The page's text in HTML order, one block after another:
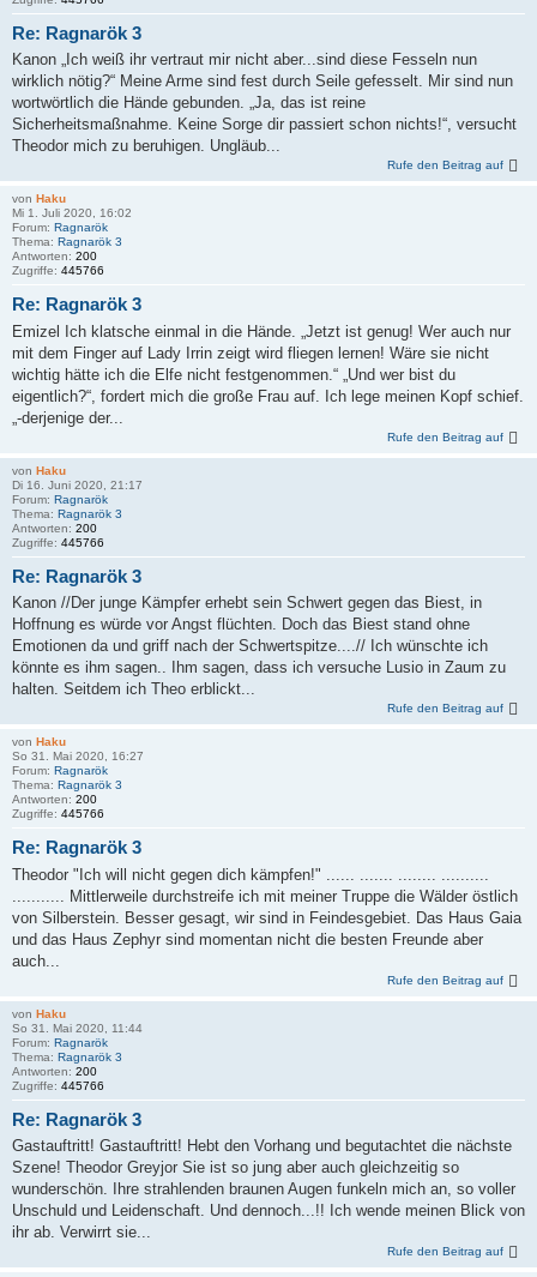
Re: Ragnarök 3
Kanon „Ich weiß ihr vertraut mir nicht aber...sind diese Fesseln nun
wirklich nötig?“ Meine Arme sind fest durch Seile gefesselt. Mir sind nun
wortwörtlich die Hände gebunden. „Ja, das ist reine
Sicherheitsmaßnahme. Keine Sorge dir passiert schon nichts!“, versucht
Theodor mich zu beruhigen. Ungläub...
Rufe den Beitrag auf
von Haku
Mi 1. Juli 2020, 16:02
Forum: Ragnarök
Thema: Ragnarök 3
Antworten: 200
Zugriffe: 445766
Re: Ragnarök 3
Emizel Ich klatsche einmal in die Hände. „Jetzt ist genug! Wer auch nur
mit dem Finger auf Lady Irrin zeigt wird fliegen lernen! Wäre sie nicht
wichtig hätte ich die Elfe nicht festgenommen.“ „Und wer bist du
eigentlich?“, fordert mich die große Frau auf. Ich lege meinen Kopf schief.
„-derjenige der...
Rufe den Beitrag auf
von Haku
Di 16. Juni 2020, 21:17
Forum: Ragnarök
Thema: Ragnarök 3
Antworten: 200
Zugriffe: 445766
Re: Ragnarök 3
Kanon //Der junge Kämpfer erhebt sein Schwert gegen das Biest, in
Hoffnung es würde vor Angst flüchten. Doch das Biest stand ohne
Emotionen da und griff nach der Schwertspitze....// Ich wünschte ich
könnte es ihm sagen.. Ihm sagen, dass ich versuche Lusio in Zaum zu
halten. Seitdem ich Theo erblickt...
Rufe den Beitrag auf
von Haku
So 31. Mai 2020, 16:27
Forum: Ragnarök
Thema: Ragnarök 3
Antworten: 200
Zugriffe: 445766
Re: Ragnarök 3
Theodor "Ich will nicht gegen dich kämpfen!" ...... ....... ........ ..........
........... Mittlerweile durchstreife ich mit meiner Truppe die Wälder östlich
von Silberstein. Besser gesagt, wir sind in Feindesgebiet. Das Haus Gaia
und das Haus Zephyr sind momentan nicht die besten Freunde aber
auch...
Rufe den Beitrag auf
von Haku
So 31. Mai 2020, 11:44
Forum: Ragnarök
Thema: Ragnarök 3
Antworten: 200
Zugriffe: 445766
Re: Ragnarök 3
Gastauftritt! Gastauftritt! Hebt den Vorhang und begutachtet die nächste
Szene! Theodor Greyjor Sie ist so jung aber auch gleichzeitig so
wunderschön. Ihre strahlenden braunen Augen funkeln mich an, so voller
Unschuld und Leidenschaft. Und dennoch...!! Ich wende meinen Blick von
ihr ab. Verwirrt sie...
Rufe den Beitrag auf